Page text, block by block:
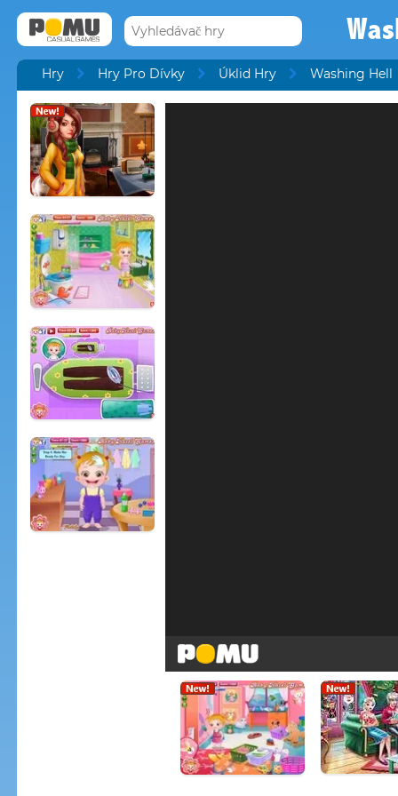
Hry Hry Pro Dívky Úklid Hry Washing Hell